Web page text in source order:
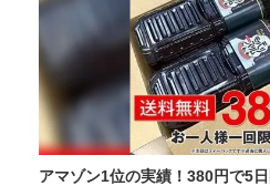
アマゾン1位の実績！380円で5日